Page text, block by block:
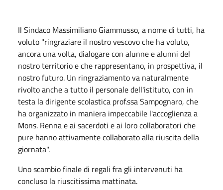
Il Sindaco Massimiliano Giammusso, a nome di tutti, ha
voluto "ringraziare il nostro vescovo che ha voluto,
ancora una volta, dialogare con alunne e alunni del
nostro territorio e che rappresentano, in prospettiva, il
nostro futuro. Un ringraziamento va naturalmente
rivolto anche a tutto il personale dell'istituto, con in
testa la dirigente scolastica prof.ssa Sampognaro, che
ha organizzato in maniera impeccabile l'accoglienza a
Mons. Renna e ai sacerdoti e ai loro collaboratori che
pure hanno attivamente collaborato alla riuscita della
giornata".
Uno scambio finale di regali fra gli intervenuti ha
concluso la riuscitissima mattinata.